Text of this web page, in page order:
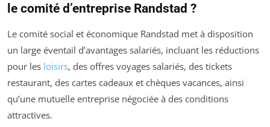
le comité d’entreprise Randstad ?
Le comité social et économique Randstad met à disposition
un large éventail d’avantages salariés, incluant les réductions
pour les loisirs, des offres voyages salariés, des tickets
restaurant, des cartes cadeaux et chèques vacances, ainsi
qu’une mutuelle entreprise négociée à des conditions
attractives.